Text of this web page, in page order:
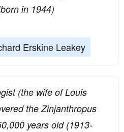
in 1944)
Erskine Leakey
(the wife of Louis
the Zinjanthropus
years old (1913-